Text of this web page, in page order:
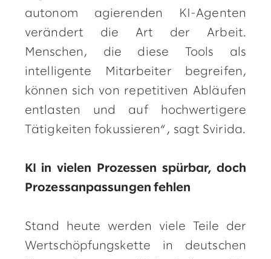
autonom agierenden KI-Agenten
verändert die Art der Arbeit.
Menschen, die diese Tools als
intelligente Mitarbeiter begreifen,
können sich von repetitiven Abläufen
entlasten und auf hochwertigere
Tätigkeiten fokussieren“, sagt Svirida.
KI in vielen Prozessen spürbar, doch
Prozessanpassungen fehlen
Stand heute werden viele Teile der
Wertschöpfungskette in deutschen